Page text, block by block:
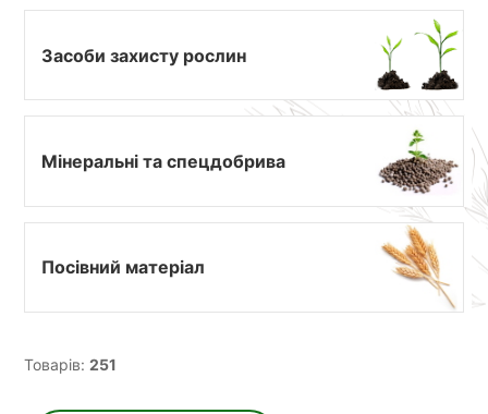
Засоби захисту рослин
Мінеральні та спецдобрива
Посівний матеріал
Товарів: 251